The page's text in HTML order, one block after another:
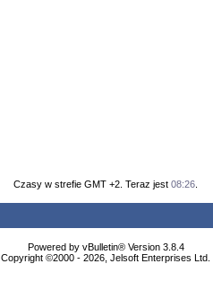
Czasy w strefie GMT +2. Teraz jest 08:26
Powered by vBulletin® Version 3.8.4
Copyright ©2000 - 2026, Jelsoft Enterprises Ltd.